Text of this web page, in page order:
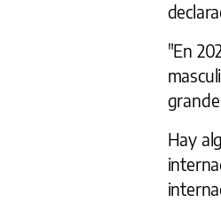
"En
Hay